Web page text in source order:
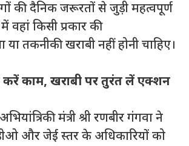
की दैनिक जरूरतों से जुड़ी महत्वपूर्ण
वहां किसी प्रकार की
तकनीकी खराबी नहीं होनी चाहिए।
करें काम, खराबी पर तुरंत लें एक्शन
मंत्री श्री रणबीर गंगवा ने
और जेई स्तर के अधिकारियों को